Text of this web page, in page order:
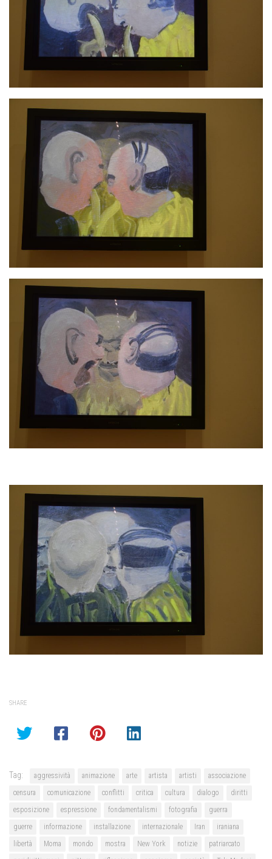
SHARE
Tag: aggressività animazione arte artista artisti
associazione
censura
comunicazione conflitti critica cultura dialogo
diritti
esposizione
espressione fondamentalismi fotografia
guerra
guerre
informazione installazione internazionale Iran
iraniana
libertà
Moma mondo mostra New York notizie
patriarcato